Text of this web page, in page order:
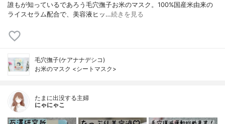
誰もが知っているであろう毛穴撫子お米のマスク。100%国産米由来の
ライスセラム配合で、美容液ヒッ…続きを見る
毛穴撫子(ケアナナデシコ)
お米のマスク <シートマスク>
たまに出没する主婦
にゃにゃこ